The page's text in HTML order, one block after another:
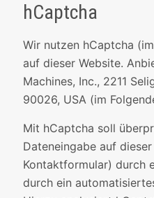
hCaptcha
Wir nutzen hCaptcha
auf dieser Website.
Machines, Inc., 2211
90026, USA (im
Mit hCaptcha soll
Dateneingabe auf
Kontaktformular) durch
durch ein